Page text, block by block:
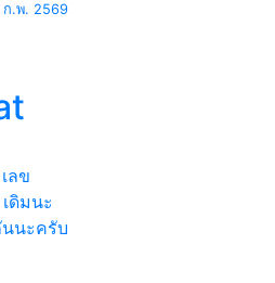
ก.พ. 2569
ลข
ดิมนะ
นะครับ